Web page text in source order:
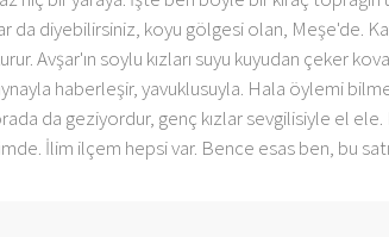
da diyebilirsiniz, koyu gölgesi olan, Meşe'de.
kurur. Avşar'ın soylu kızları suyu kuyudan çeker
haberleşir, yavuklusuyla. Hala öylemi
da geziyordur, genç kızlar sevgilisiyle el
İlim ilçem hepsi var. Bence esas ben, bu